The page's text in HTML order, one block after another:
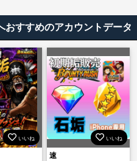
おすすめのアカウントデータ
いいね いいね
速